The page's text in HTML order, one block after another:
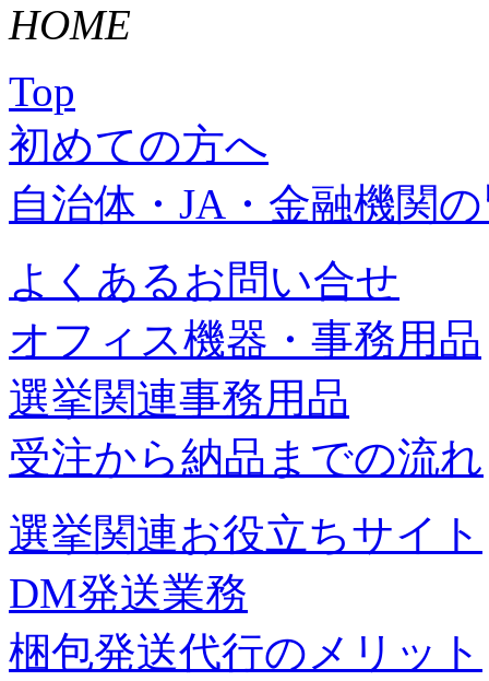
HOME
Top
初めての方へ
自治体・JA・金融機関
よくあるお問い合せ
オフィス機器・事務用品
選挙関連事務用品
受注から納品までの流れ
選挙関連お役立ちサイト
DM発送業務
梱包発送代行のメリット